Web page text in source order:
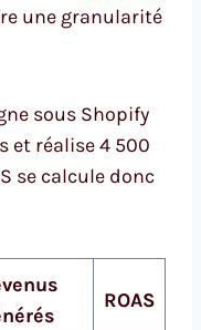
une granularité
sous Shopify
et réalise 4 500
se calcule donc
ROAS